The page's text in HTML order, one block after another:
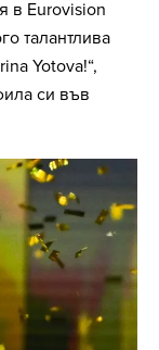
в Eurovision
талантлива
Yotova!“,
си във